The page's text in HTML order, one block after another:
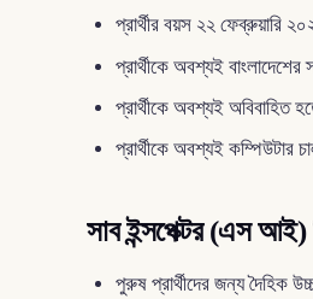
প্রার্থীর বয়স ২২ ফেব্রুয়ারি
প্রার্থীকে অবশ্যই বাংলাদেশের
প্রার্থীকে অবশ্যই অবিবাহিত
প্রার্থীকে অবশ্যই কম্পিউটার
সাব ইন্সপেক্টর (এস আই)
পুরুষ প্রার্থীদের জন্য দৈহিক